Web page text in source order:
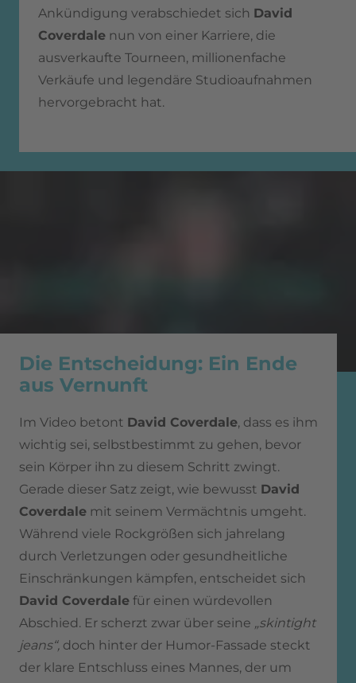
Ankündigung verabschiedet sich David
Coverdale nun von einer Karriere, die
ausverkaufte Tourneen, millionenfache
Verkäufe und legendäre Studioaufnahmen
hervorgebracht hat.
Die Entscheidung: Ein Ende
aus Vernunft
Im Video betont David Coverdale, dass es ihm
wichtig sei, selbstbestimmt zu gehen, bevor
sein Körper ihn zu diesem Schritt zwingt.
Gerade dieser Satz zeigt, wie bewusst David
Coverdale mit seinem Vermächtnis umgeht.
Während viele Rockgrößen sich jahrelang
durch Verletzungen oder gesundheitliche
Einschränkungen kämpfen, entscheidet sich
David Coverdale für einen würdevollen
Abschied. Er scherzt zwar über seine „skintight
jeans“, doch hinter der Humor-Fassade steckt
der klare Entschluss eines Mannes, der um